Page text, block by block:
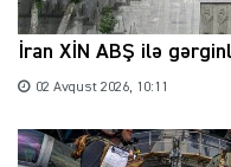
İran XİN ABŞ ilə
02 Avqust 2026, 10:11